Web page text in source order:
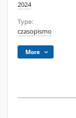
2024
Type:
czasopismo
More